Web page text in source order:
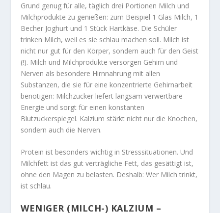
Grund genug für alle, täglich drei Portionen Milch und
Milchprodukte zu genießen: zum Beispiel 1 Glas Milch, 1
Becher Joghurt und 1 Stück Hartkäse. Die Schüler
trinken Milch, weil es sie schlau machen soll. Milch ist
nicht nur gut für den Körper, sondern auch für den Geist
(!). Milch und Milchprodukte versorgen Gehirn und
Nerven als besondere Hirnnahrung mit allen
Substanzen, die sie für eine konzentrierte Gehirnarbeit
benötigen: Milchzucker liefert langsam verwertbare
Energie und sorgt für einen konstanten
Blutzuckerspiegel. Kalzium stärkt nicht nur die Knochen,
sondern auch die Nerven.
Protein ist besonders wichtig in Stresssituationen. Und
Milchfett ist das gut verträgliche Fett, das gesättigt ist,
ohne den Magen zu belasten. Deshalb: Wer Milch trinkt,
ist schlau.
WENIGER (MILCH-) KALZIUM –